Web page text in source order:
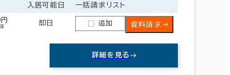
入居可能日 一括請求リスト
即日 追加 資料請求
詳細を見る